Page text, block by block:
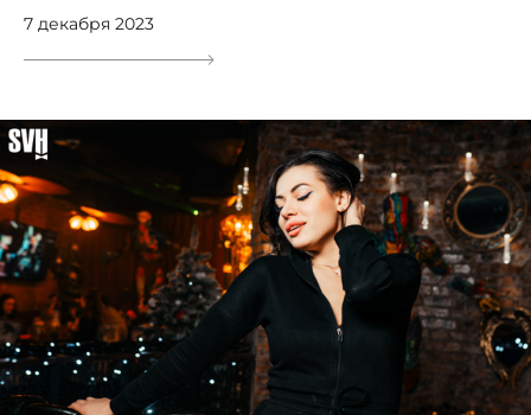
7 декабря 2023